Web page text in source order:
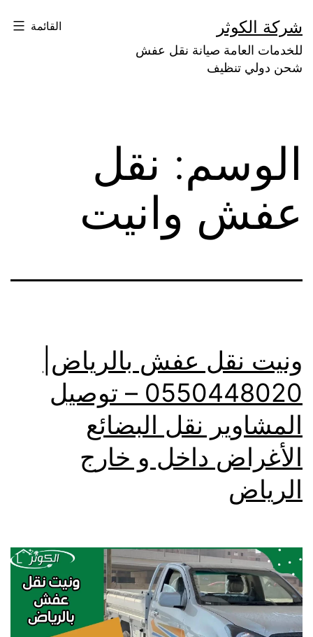
إلى
المحتوى
شركة الكوثر
للخدمات العامة صيانة نقل عفش
شحن دولي تنظيف
القائمة
الوسم: نقل
عفش وانيت
ونيت نقل عفش بالرياض|
0550448020 – توصيل
المشاوير نقل البضائع
الأغراض داخل و خارج
الرياض